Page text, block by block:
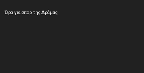
Ώρα για σπορ της Δράμας